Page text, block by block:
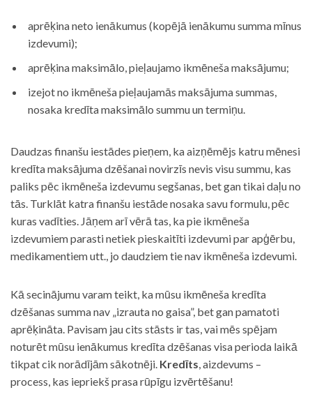
aprēķina neto ienākumus (kopējā ienākumu summa mīnus
izdevumi);
aprēķina maksimālo, pieļaujamo ikmēneša maksājumu;
izejot no ikmēneša pieļaujamās maksājuma summas,
nosaka kredīta maksimālo summu un termiņu.
Daudzas finanšu iestādes pieņem, ka aizņēmējs katru mēnesi
kredīta maksājuma dzēšanai novirzīs nevis visu summu, kas
paliks pēc ikmēneša izdevumu segšanas, bet gan tikai daļu no
tās. Turklāt katra finanšu iestāde nosaka savu formulu, pēc
kuras vadīties. Jāņem arī vērā tas, ka pie ikmēneša
izdevumiem parasti netiek pieskaitīti izdevumi par apģērbu,
medikamentiem utt., jo daudziem tie nav ikmēneša izdevumi.
Kā secinājumu varam teikt, ka mūsu ikmēneša kredīta
dzēšanas summa nav „izrauta no gaisa”, bet gan pamatoti
aprēķināta. Pavisam jau cits stāsts ir tas, vai mēs spējam
noturēt mūsu ienākumus kredīta dzēšanas visa perioda laikā
tikpat cik norādījām sākotnēji. Kredīts, aizdevums –
process, kas iepriekš prasa rūpīgu izvērtēšanu!